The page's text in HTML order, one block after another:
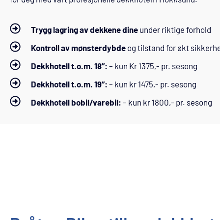
Trygg lagring av dekkene dineunder riktige forhold
Kontroll av mønsterdybdeog tilstand for økt
Dekkhotell t.o.m. 18’’: – kun Kr 1375,- pr. sesong
Dekkhotell t.o.m. 19’’: – kun kr 1475,- pr. sesong
Dekkhotell bobil/varebil: – kun kr 1800,- pr. sesong